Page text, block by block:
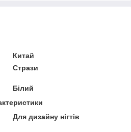
Китай
Стрази
Білий
Для дизайну нігтів